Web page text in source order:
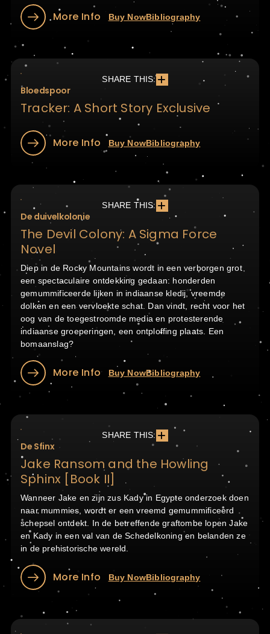
More Info Buy NowBibliography
SHARE THIS:
Bloedspoor
Tracker: A Short Story Exclusive
More Info Buy NowBibliography
SHARE THIS:
De duivelkolonie
The Devil Colony: A Sigma Force
Novel
Diep in de Rocky Mountains wordt in een verborgen grot
een spectaculaire ontdekking gedaan: honderden
gemummificeerde lijken in indiaanse kledij, vreemde
dolken en een vervloekte schat. Dan vindt, recht voor het
oog van de toegestroomde media en protesterende
indiaanse groeperingen, een ontploffing plaats. Een
bomaanslag?
More Info Buy NowBibliography
SHARE THIS:
De Sfinx
Jake Ransom and the Howling
Sphinx [Book II]
Wanneer Jake en zijn zus Kady in Egypte onderzoek doen
naar mummies, wordt er een vreemd gemummificeerd
schepsel ontdekt. In de betreffende graftombe lopen Jake
en Kady in een val van de Schedelkoning en belanden ze
in de prehistorische wereld.
More Info Buy NowBibliography